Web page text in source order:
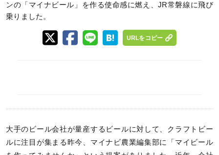
ンの「マイナビール」を作る使命感に燃え、JR常磐線に飛び
乗りました。
URLをコピー
大手のビール会社が量産するビールに対して、クラフトビー
ルに注目が集まる昨今、マイナビ農業編集部に「マイビール